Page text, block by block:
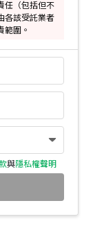
任（包括但不
各該受託業者
範圍。
與隱私權聲明